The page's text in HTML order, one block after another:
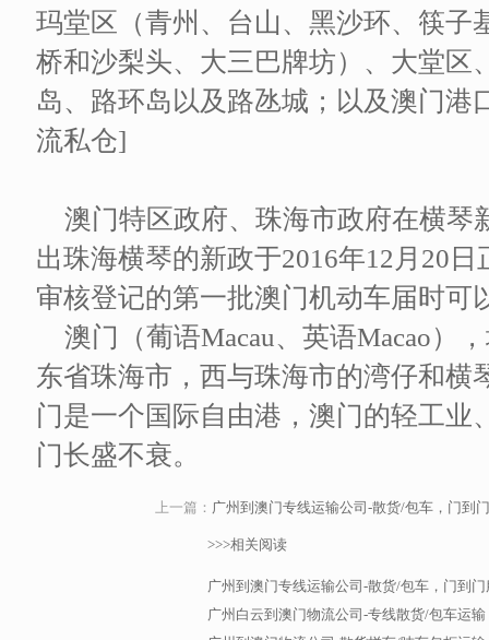
玛堂区（青州、台山、黑沙环、筷子
桥和沙梨头、大三巴牌坊）、大堂区
岛、路环岛以及路氹城；以及澳门港
流私仓]
澳门特区政府、珠海市政府在横琴
出珠海横琴的新政于2016年12月20
审核登记的第一批澳门机动车届时可
澳门（葡语Macau、英语Macao）
东省珠海市，西与珠海市的湾仔和横
门是一个国际自由港，澳门的轻工业
门长盛不衰。
上一篇： 广州到澳门专线运输公司-散货/包车，门到
>>>相关阅读
广州到澳门专线运输公司-散货/包车，门到门
广州白云到澳门物流公司-专线散货/包车运